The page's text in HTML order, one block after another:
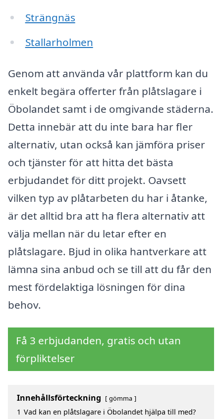
Strängnäs
Stallarholmen
Genom att använda vår plattform kan du
enkelt begära offerter från plåtslagare i
Öbolandet samt i de omgivande städerna.
Detta innebär att du inte bara har fler
alternativ, utan också kan jämföra priser
och tjänster för att hitta det bästa
erbjudandet för ditt projekt. Oavsett
vilken typ av plåtarbeten du har i åtanke,
är det alltid bra att ha flera alternativ att
välja mellan när du letar efter en
plåtslagare. Bjud in olika hantverkare att
lämna sina anbud och se till att du får den
mest fördelaktiga lösningen för dina
behov.
Få 3 erbjudanden, gratis och utan
förpliktelser
Innehållsförteckning gömma
1 Vad kan en plåtslagare i Öbolandet hjälpa till med?